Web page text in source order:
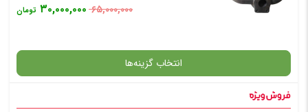
✧ چت با پشتیبان واتس آپ
۶۵,۰۰۰,۰۰۰ ۳۰,۰۰۰,۰۰۰ تومان
انتخاب گزینه‌ها